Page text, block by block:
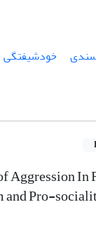
خودشیفتگی
Aggression
and Pro-